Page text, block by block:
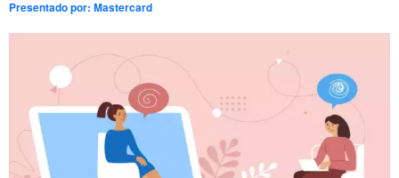
Presentado por: Mastercard